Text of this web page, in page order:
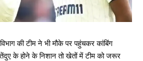
की टीम ने भी मौके पर पहुंचकर कांबिंग
के होने के निशान तो खेतों में टीम को जरूर